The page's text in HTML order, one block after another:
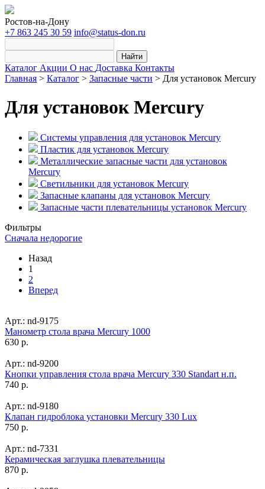
Ростов-на-Дону
+7 863 245 30 59 info@status-don.ru
Найти
Каталог Акции О нас Доставка Контакты
Главная > Каталог > Запасные части > Для установок Mercury
Для установок Mercury
Системы управления для установок Mercury
Пластик для установок Mercury
Металлические запасные части для установок
Mercury
Светильники для установок Mercury
Запасные клапаны для установок Mercury
Запасные части плевательницы установок Mercury
Фильтры
Сначала недорогие
Назад
1
2
Вперед
Арт.: nd-9175
Манометр стола врача Mercury 1000
630 р.
Арт.: nd-9200
Кнопки управления стола врача Mercury 330 Standart н.п.
740 р.
Арт.: nd-9180
Клапан гидроблока установки Mercury 330 Lux
750 р.
Арт.: nd-7331
Керамическая заглушка плевательницы
870 р.